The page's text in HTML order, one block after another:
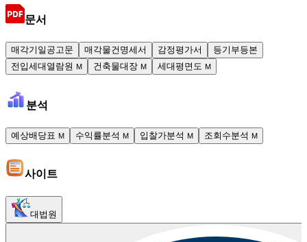
문서
매각기일공고문 매각물건명세서 감정평가서
등기부등본
전입세대열람원 M 건축물대장 M 세대평면도 M
분석
예상배당표 M 수익률분석 M 입찰가분석 M 조회수분석 M
사이트
대법원